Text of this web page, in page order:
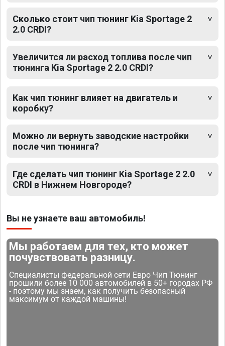
Сколько стоит чип тюнинг Kia Sportage 2
2.0 CRDI?
Увеличится ли расход топлива после чип
тюнинга Kia Sportage 2 2.0 CRDI?
Как чип тюнинг влияет на двигатель и
коробку?
Можно ли вернуть заводские настройки
после чип тюнинга?
Где сделать чип тюнинг Kia Sportage 2 2.0
CRDI в Нижнем Новгороде?
Вы не узнаете ваш автомобиль!
Мы работаем для тех, кто может
почувствовать разницу.
Специалисты федеральной сети Евро Чип Тюнинг
прошили более 10 000 автомобилей в 50+ городах РФ
- поэтому мы знаем, как получить безопасный
максимум от каждой машины!